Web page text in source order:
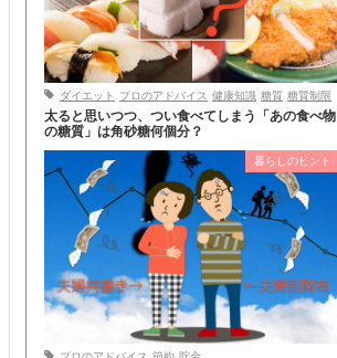
ダイエット プロのアドバイス 健康知識 糖質 糖質制限
太ると思いつつ、つい食べてしまう「あの食べ物
の糖質」は角砂糖何個分？
暮らしのヒント